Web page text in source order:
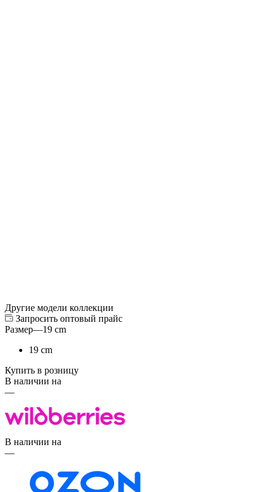
Другие модели коллекции
Запросить оптовый прайс
Размер—19 cm
19 cm
Купить в розницу
В наличии на
—
В наличии на
—